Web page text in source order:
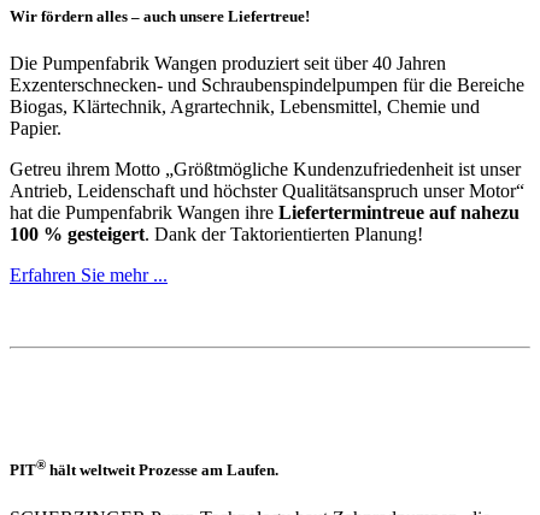
Wir fördern alles – auch unsere Liefertreue!
Die Pumpenfabrik Wangen produziert seit über 40 Jahren
Exzenterschnecken- und Schraubenspindelpumpen für die Bereiche
Biogas, Klärtechnik, Agrartechnik, Lebensmittel, Chemie und
Papier.
Getreu ihrem Motto „Größtmögliche Kundenzufriedenheit ist unser
Antrieb, Leidenschaft und höchster Qualitätsanspruch unser Motor“
hat die Pumpenfabrik Wangen ihre Liefertermintreue auf nahezu
100 % gesteigert. Dank der Taktorientierten Planung!
Erfahren Sie mehr ...
PIT® hält weltweit Prozesse am Laufen.